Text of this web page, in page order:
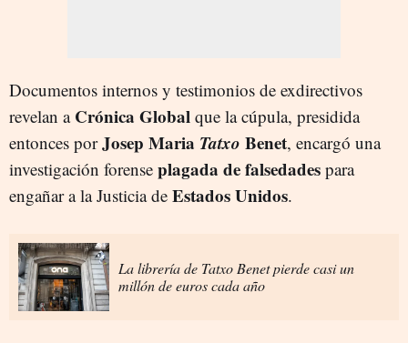
Documentos internos y testimonios de exdirectivos
revelan a Crónica Global que la cúpula, presidida
entonces porJosep Maria Tatxo Benet, encargó una
investigación forense plagada de falsedades para
engañar a la Justicia de Estados Unidos.
La librería de Tatxo Benet pierde casi un
millón de euros cada año